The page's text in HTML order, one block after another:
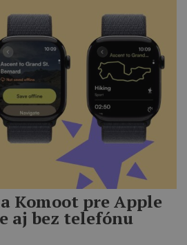
Komoot pre Apple
aj bez telefónu